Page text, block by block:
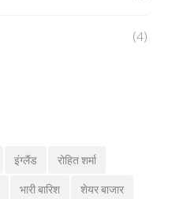
(4)
इंग्लैंड रोहित शर्मा
भारी बारिश शेयर बाजार